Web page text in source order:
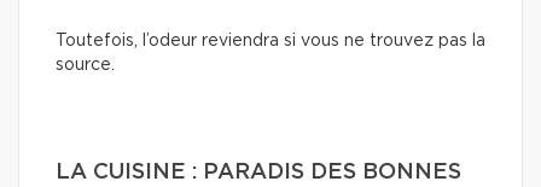
Toutefois, l’odeur reviendra si vous ne trouvez pas la
source.
LA CUISINE : PARADIS DES BONNES